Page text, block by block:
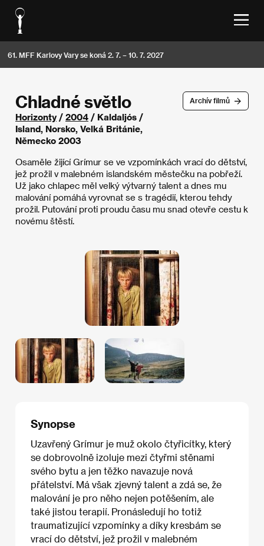
61. MFF Karlovy Vary se koná 2. 7. – 10. 7. 2027
Archív filmů
Chladné světlo
Horizonty/ 2004 / Kaldaljós /
Island, Norsko, Velká Británie,
Německo 2003
Osaměle žijící Grímur se ve vzpomínkách vrací do dětství,
jež prožil v malebném islandském městečku na pobřeží.
Už jako chlapec měl velký výtvarný talent a dnes mu
malování pomáhá vyrovnat se s tragédií, kterou tehdy
prožil. Putování proti proudu času mu snad otevře cestu k
novému štěstí.
Synopse
Uzavřený Grímur je muž okolo čtyřicítky, který
se dobrovolně izoluje mezi čtyřmi stěnami
svého bytu a jen těžko navazuje nová
přátelství. Má však zjevný talent a zdá se, že
malování je pro něho nejen potěšením, ale
také jistou terapií. Pronásledují ho totiž
traumatizující vzpomínky a díky kresbám se
vrací do dětství, jež prožil v malebném